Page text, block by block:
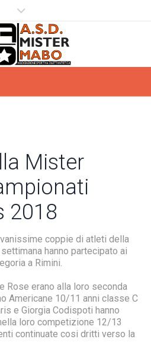
Mister
2018
coppie di atleti della
hanno partecipato ai
a Rimini.
Rose erano alla loro seconda
Americane 10/11 anni classe C
e Giorgia Codispoti hanno
loro competizione 12/13
continuate cosi dritti verso la